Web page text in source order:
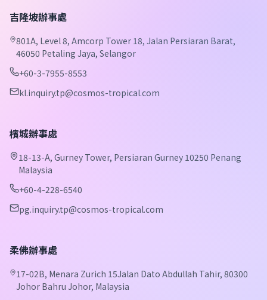
吉隆坡辦事處
801A, Level 8, Amcorp Tower 18, Jalan Persiaran Barat,
46050 Petaling Jaya, Selangor
+60-3-7955-8553
kl.inquiry.tp@cosmos-tropical.com
檳城辦事處
18-13-A, Gurney Tower, Persiaran Gurney 10250 Penang
Malaysia
+60-4-228-6540
pg.inquiry.tp@cosmos-tropical.com
柔佛辦事處
17-02B, Menara Zurich 15Jalan Dato Abdullah Tahir, 80300
Johor Bahru Johor, Malaysia